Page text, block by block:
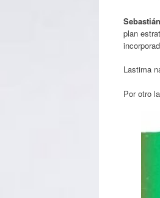
plan
Lastima
Por otro